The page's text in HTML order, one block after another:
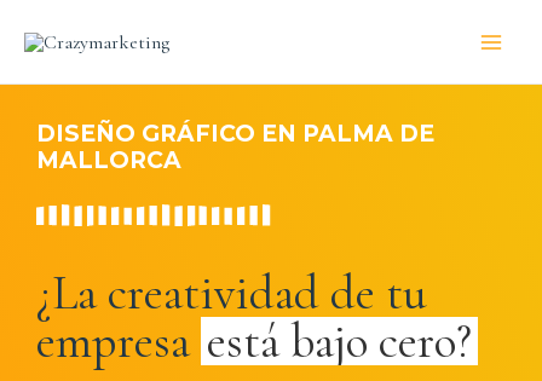
DISEÑO GRÁFICO EN PALMA DE
MALLORCA
¿La creatividad de tu
empresa está bajo cero?